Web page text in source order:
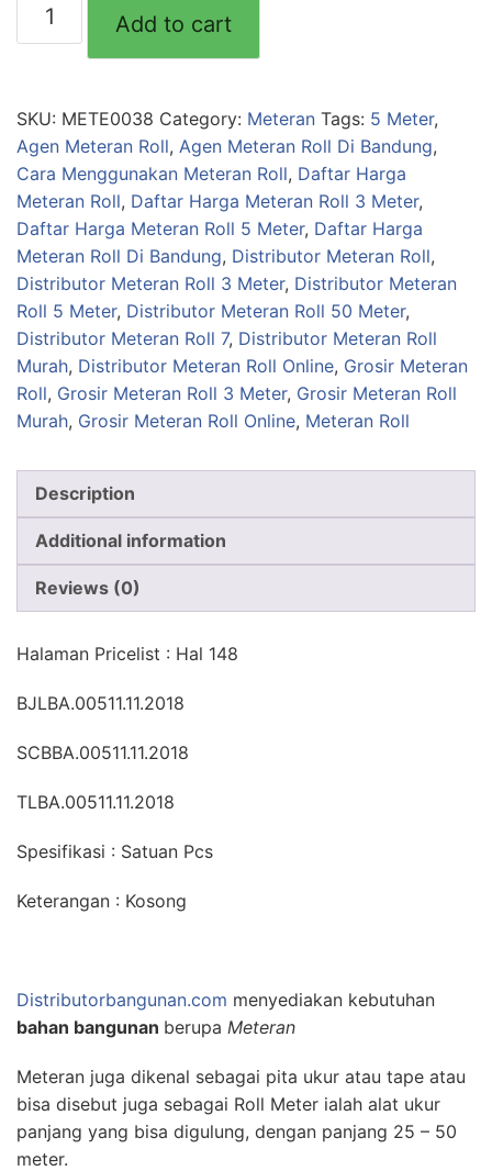
(148)
quantity
Add to cart
SKU: METE0038 Category: Meteran Tags: 5 Meter,
Agen Meteran Roll, Agen Meteran Roll Di Bandung,
Cara Menggunakan Meteran Roll, Daftar Harga
Meteran Roll, Daftar Harga Meteran Roll 3 Meter,
Daftar Harga Meteran Roll 5 Meter, Daftar Harga
Meteran Roll Di Bandung, Distributor Meteran Roll,
Distributor Meteran Roll 3 Meter, Distributor Meteran
Roll 5 Meter, Distributor Meteran Roll 50 Meter,
Distributor Meteran Roll 7, Distributor Meteran Roll
Murah, Distributor Meteran Roll Online, Grosir Meteran
Roll, Grosir Meteran Roll 3 Meter, Grosir Meteran Roll
Murah, Grosir Meteran Roll Online, Meteran Roll
Description
Additional information
Reviews (0)
Halaman Pricelist : Hal 148
BJLBA.00511.11.2018
SCBBA.00511.11.2018
TLBA.00511.11.2018
Spesifikasi : Satuan Pcs
Keterangan : Kosong
Distributorbangunan.com menyediakan kebutuhan
bahan bangunan berupa Meteran
Meteran juga dikenal sebagai pita ukur atau tape atau
bisa disebut juga sebagai Roll Meter ialah alat ukur
panjang yang bisa digulung, dengan panjang 25 – 50
meter.